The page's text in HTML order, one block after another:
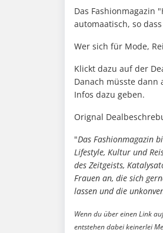
Das Fashionmagazin
automaatisch, so dass
Wer sich für Mode,
Klickt dazu auf der
Danach müsste dann
Infos dazu geben.
Orignal
"Das Fashionmagazin
Lifestyle, Kultur und
des Zeitgeists,
Frauen an, die sich
lassen und die
Wenn du über einen Link
entstehen dabei keinerlei